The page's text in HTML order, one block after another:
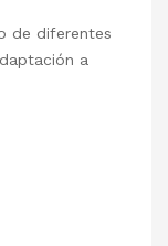
de diferentes
a